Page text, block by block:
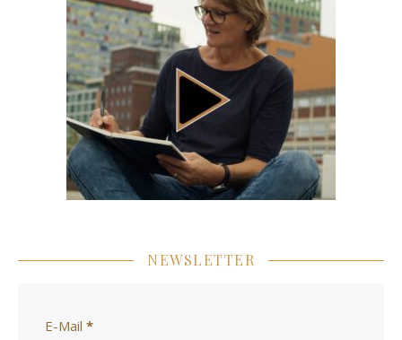
NEWSLETTER
E-Mail *